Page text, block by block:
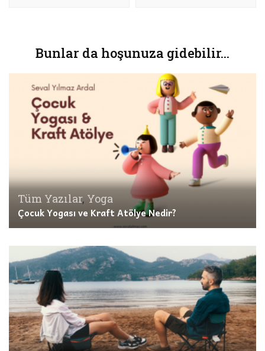
Bunlar da hoşunuza gidebilir...
Tüm Yazılar, Yoga
Çocuk Yogası ve Kraft Atölye Nedir?